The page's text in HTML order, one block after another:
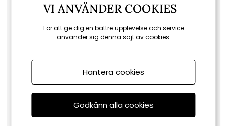
Ditt meddelande:
Vad gäller din fråga:
Retur
VI ANVÄNDER COOKIES
För att ge dig en bättre upplevelse och service
använder sig denna sajt av cookies.
Hantera cookies
Godkänn alla cookies